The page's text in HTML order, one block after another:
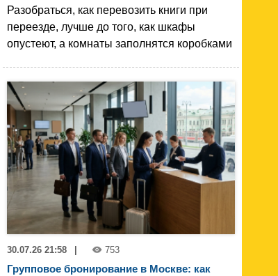
Разобраться, как перевозить книги при
переезде, лучше до того, как шкафы
опустеют, а комнаты заполнятся коробками
30.07.26 21:58 753
Групповое бронирование в Москве: как